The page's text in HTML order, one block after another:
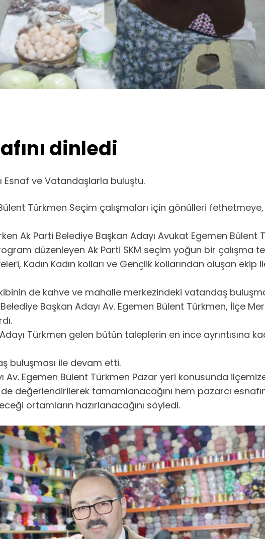
dinledi
Esnaf ve Vatandaşlarla buluştu.
Türkmen Seçim çalışmaları için gönülleri
Ak Parti Belediye Başkan Adayı Avukat Egemen
düzenleyen Ak Parti SKM seçim yoğun bir çalışma
Kadın Kadın kolları ve Gençlik kollarından oluşan ekip
de kahve ve mahalle merkezindeki vatandaş
Başkan Adayı Av. Egemen Bülent Türkmen, İlçe
Türkmen gelen bütün taleplerin en ince ayrıntısına
buluşması ile devam etti.
Av. Egemen Bülent Türkmen Pazar yeri konusunda
değerlendirilerek tamamlanacağını hem pazarcı
ortamların hazırlanacağını söyledi.